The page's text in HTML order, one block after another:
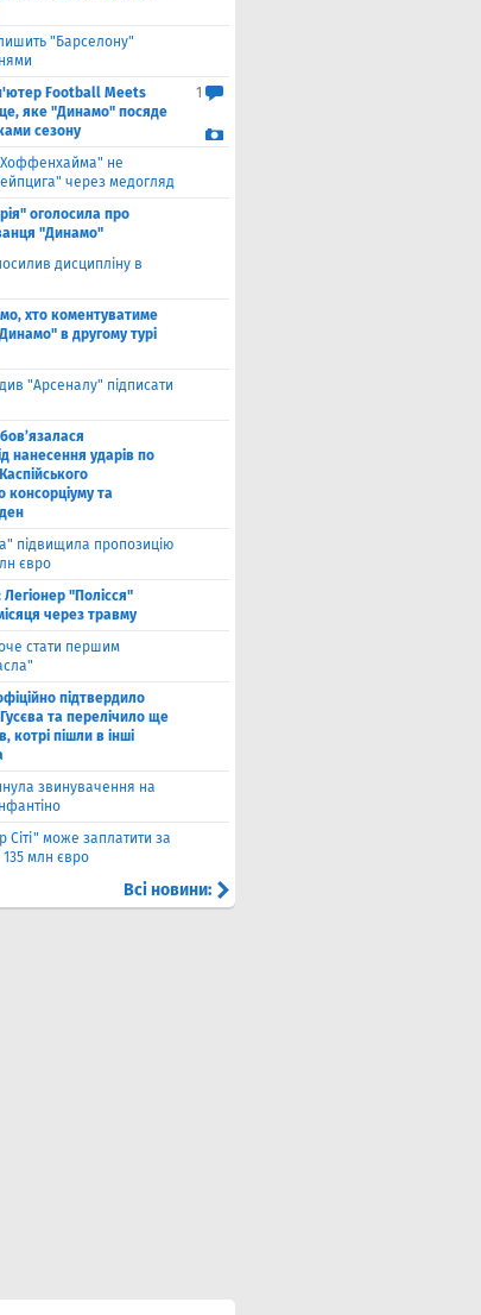
"Барселону"
Football Meets
яке "Динамо" посяде
сезону
1
не
через медогляд
оголосила про
"Динамо"
дисципліну в
хто коментуватиме
в другому турі
"Арсеналу" підписати
нанесення ударів по
консорціуму та
підвищила пропозицію
євро
Легіонер "Полісся"
через травму
стати першим
підтвердило
та перелічило ще
котрі пішли в інші
звинувачення на
Сіті" може заплатити за
млн євро
Всі новини: